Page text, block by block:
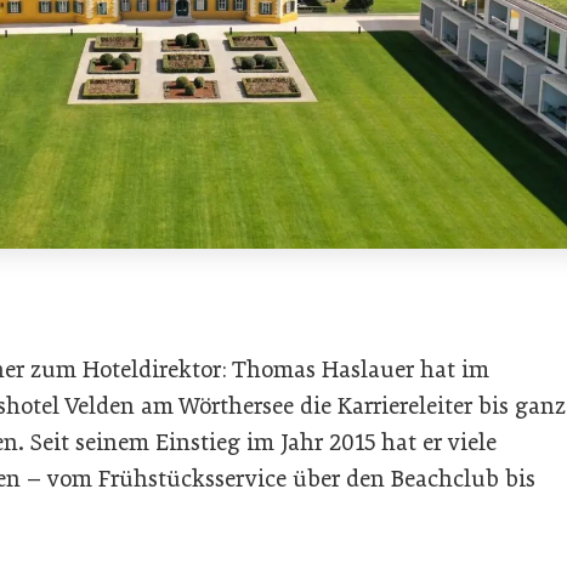
zum Hoteldirektor: Thomas Haslauer hat im
Velden am Wörthersee die Karriereleiter bis ganz
Seit seinem Einstieg im Jahr 2015 hat er viele
– vom Frühstücksservice über den Beachclub bis